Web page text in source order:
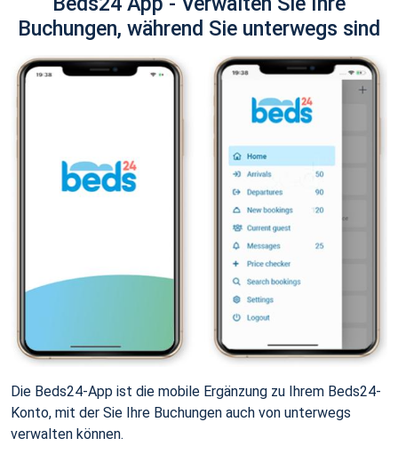
Buchungen, während Sie unterwegs sind
Die Beds24-App ist die mobile Ergänzung zu Ihrem Beds24-
Konto, mit der Sie Ihre Buchungen auch von unterwegs
verwalten können.